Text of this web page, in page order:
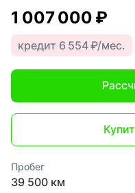
1 007 000 ₽
кредит 6 554 ₽/мес.
Пробег
39 500 км